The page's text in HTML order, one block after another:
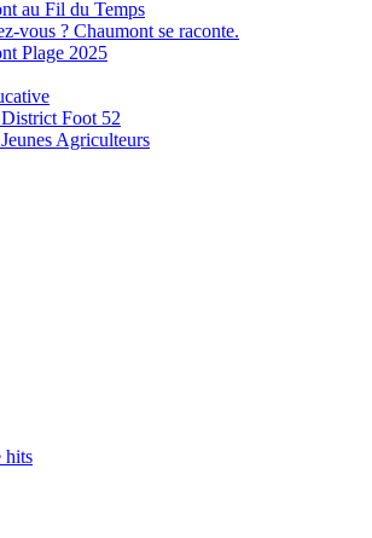
au Fil du Temps
vous ? Chaumont se raconte.
Plage 2025
Foot 52
Agriculteurs